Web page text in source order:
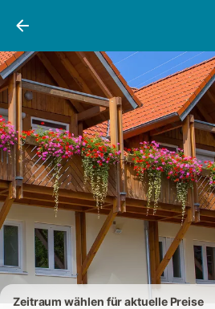
Bilder
Zeitraum wählen für aktuelle Preise